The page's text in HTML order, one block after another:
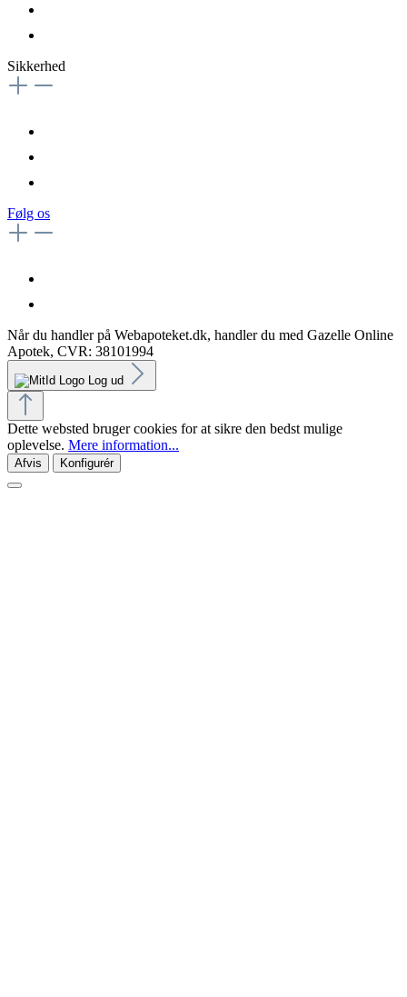
Sikkerhed
Følg os
Når du handler på Webapoteket.dk, handler du med Gazelle Online
Apotek, CVR: 38101994
Log ud
Dette websted bruger cookies for at sikre den bedst mulige
oplevelse. Mere information...
Afvis Konfigurér